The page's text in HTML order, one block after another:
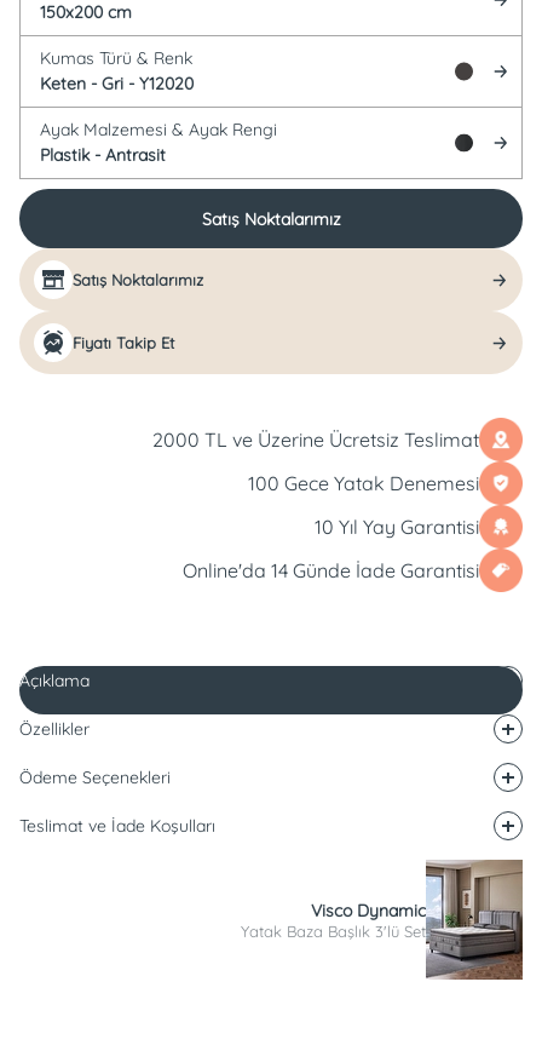
150x200 cm
Kumas Türü & Renk
Keten - Gri - Y12020
Ayak Malzemesi & Ayak Rengi
Plastik - Antrasit
Satış Noktalarımız
Satış Noktalarımız
Fiyatı Takip Et
2000 TL ve Üzerine Ücretsiz Teslimat
100 Gece Yatak Denemesi
10 Yıl Yay Garantisi
Online'da 14 Günde İade Garantisi
Açıklama
Özellikler
Ödeme Seçenekleri
Teslimat ve İade Koşulları
Visco Dynamic
Yatak Baza Başlık 3'lü Set